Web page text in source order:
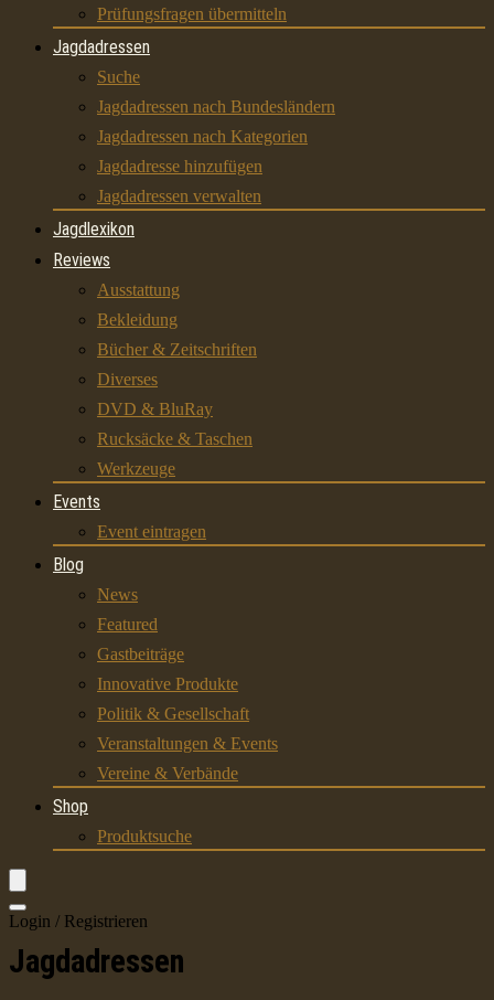
Prüfungsfragen übermitteln
Jagdadressen
Suche
Jagdadressen nach Bundesländern
Jagdadressen nach Kategorien
Jagdadresse hinzufügen
Jagdadressen verwalten
Jagdlexikon
Reviews
Ausstattung
Bekleidung
Bücher & Zeitschriften
Diverses
DVD & BluRay
Rucksäcke & Taschen
Werkzeuge
Events
Event eintragen
Blog
News
Featured
Gastbeiträge
Innovative Produkte
Politik & Gesellschaft
Veranstaltungen & Events
Vereine & Verbände
Shop
Produktsuche
Login / Registrieren
Jagdadressen